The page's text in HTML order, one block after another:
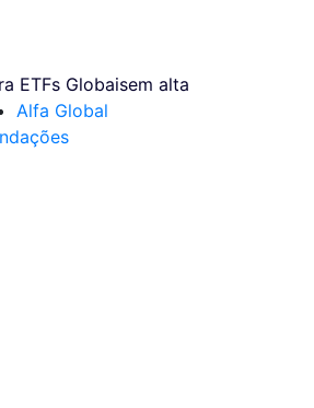
ETFs Globaisem alta
Alfa Global